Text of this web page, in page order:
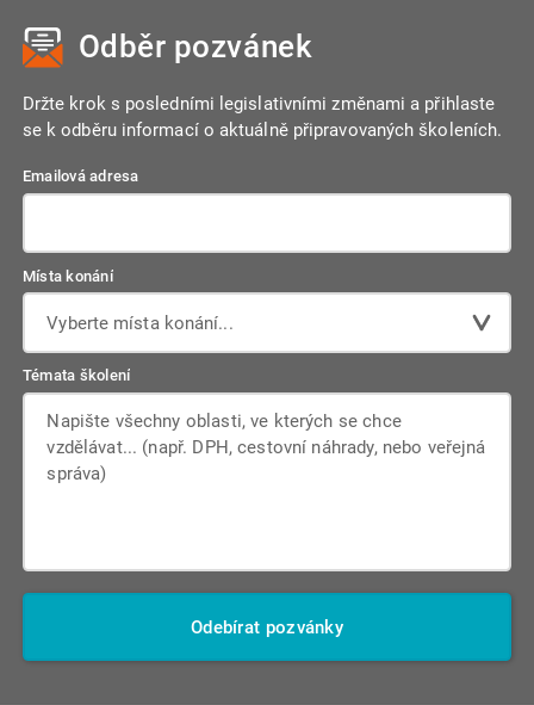
přiznání.
až 60 měsíců před registrací, pokud byl v obchodním
majetku. Změny se vykazují v řádcích 14 a 48 daňového
přiznání.
Odběr pozvánek
Držte krok s posledními legislativními změnami a přihlaste
se k odběru informací o aktuálně připravovaných školeních.
Emailová adresa
Místa konání
Vyberte místa konání...
Témata školení
Odebírat pozvánky